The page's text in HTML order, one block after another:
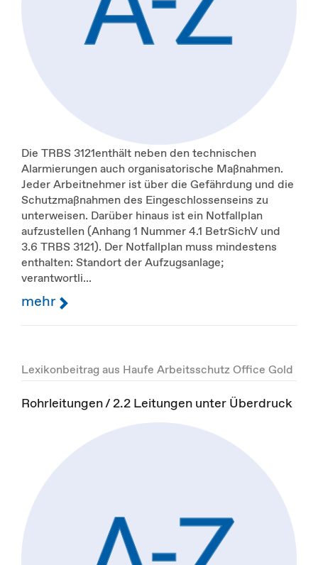
Die TRBS 3121enthält neben den technischen
Alarmierungen auch organisatorische Maßnahmen.
Jeder Arbeitnehmer ist über die Gefährdung und die
Schutzmaßnahmen des Eingeschlossenseins zu
unterweisen. Darüber hinaus ist ein Notfallplan
aufzustellen (Anhang 1 Nummer 4.1 BetrSichV und
3.6 TRBS 3121). Der Notfallplan muss mindestens
enthalten: Standort der Aufzugsanlage;
verantwortli...
mehr
Lexikonbeitrag aus Haufe Arbeitsschutz Office Gold
Rohrleitungen / 2.2 Leitungen unter Überdruck